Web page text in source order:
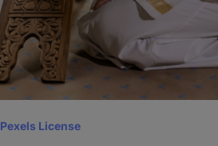
Pexels License